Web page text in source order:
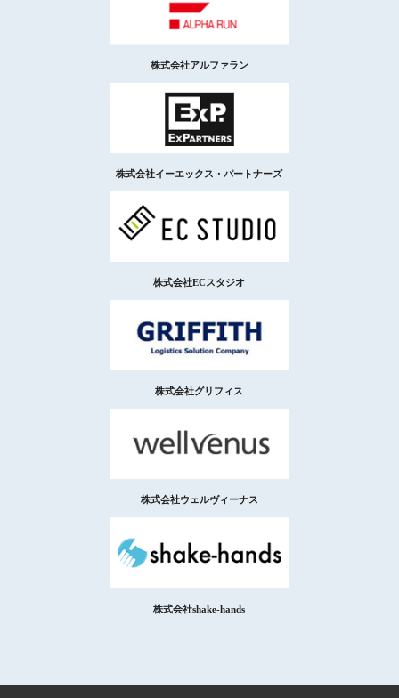
株式会社アルファラン
株式会社イーエックス・パートナーズ
株式会社ECスタジオ
株式会社グリフィス
株式会社ウェルヴィーナス
株式会社shake-hands